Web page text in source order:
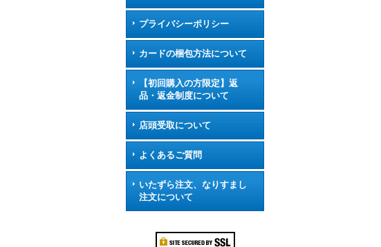
プライバシーポリシー
カードの梱包方法について
【初回購入の方限定】返
品・返金制度について
店頭受取について
よくあるご質問
いたずら注文、なりすまし
注文について